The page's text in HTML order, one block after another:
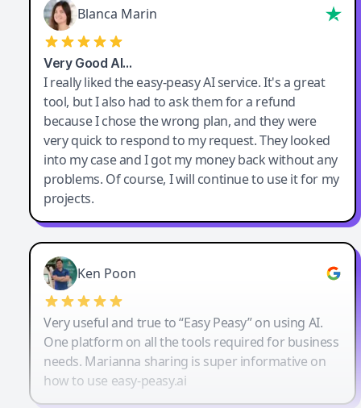
Blanca Marin
Very Good AI…
I really liked the easy-peasy AI service. It's a great
tool, but I also had to ask them for a refund
because I chose the wrong plan, and they were
very quick to respond to my request. They looked
into my case and I got my money back without any
problems. Of course, I will continue to use it for my
projects.
Ken Poon
Very useful and true to “Easy Peasy” on using AI.
One platform on all the tools required for business
needs. Marianna sharing is super informative on
how to use easy-peasy.ai